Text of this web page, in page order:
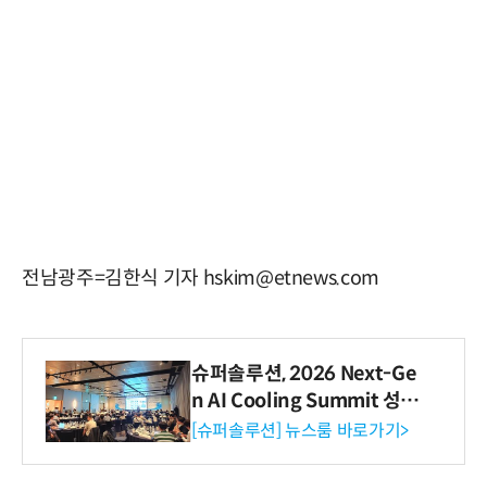
전남광주=김한식 기자 hskim@etnews.com
슈퍼솔루션, 2026 Next-Ge
n AI Cooling Summit 성황
리 성료
[슈퍼솔루션] 뉴스룸 바로가기>